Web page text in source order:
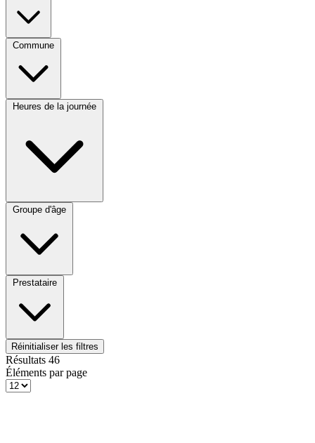
Commune
Heures de la journée
Groupe d'âge
Prestataire
Réinitialiser les filtres
Résultats 46
Éléments par page